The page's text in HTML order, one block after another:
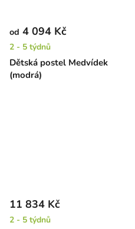
Dětská postel Medvídek
(modrá)
od 4 094 Kč
2 - 5 týdnů
11 834 Kč
2 - 5 týdnů